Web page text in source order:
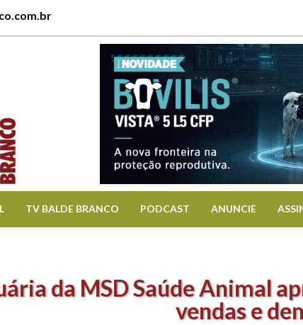
TV BALDE BRANCO PODCAST ANUNCIE
da MSD Saúde Animal
vendas e